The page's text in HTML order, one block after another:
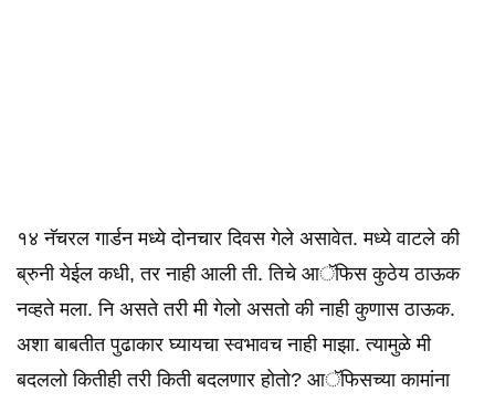
१४ नॅचरल गार्डन मध्ये दोनचार दिवस गेले असावेत. मध्ये वाटले की
ब्रुनी येईल कधी, तर नाही आली ती. तिचे आॅफिस कुठेय ठाऊक
नव्हते मला. नि असते तरी मी गेलो असतो की नाही कुणास ठाऊक.
अशा बाबतीत पुढाकार घ्यायचा स्वभावच नाही माझा. त्यामुळे मी
बदललो कितीही तरी किती बदलणार होतो? आॅफिसच्या कामांना